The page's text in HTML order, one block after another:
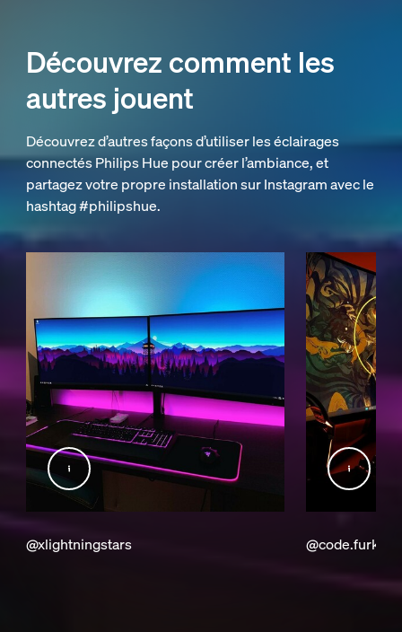
Découvrez comment les
autres jouent
Découvrez d’autres façons d’utiliser les éclairages
connectés Philips Hue pour créer l’ambiance, et
partagez votre propre installation sur Instagram avec le
hashtag #philipshue.
@xlightningstars @code.furkan